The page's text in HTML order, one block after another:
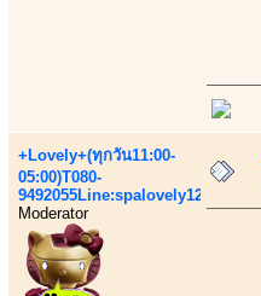
+Lovely+(ทุกวัน11:00-
05:00)T080-
9492055Line:spalovely123
Moderator